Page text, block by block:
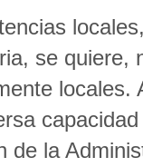
se
de la